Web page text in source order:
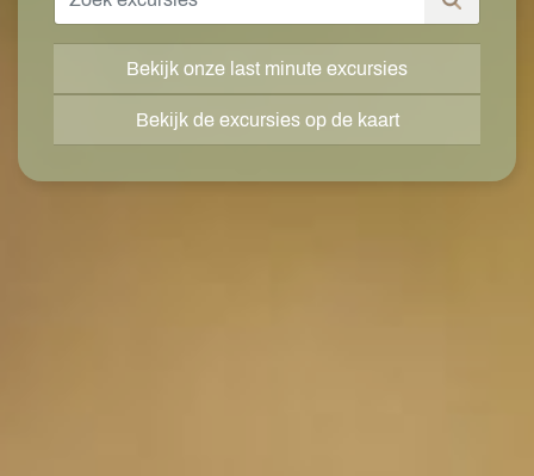
Bekijk onze last minute excursies
Bekijk de excursies op de kaart